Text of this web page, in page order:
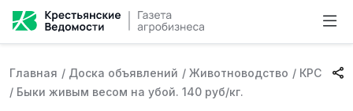
Главная / Доска объявлений / Животноводство / КРС
/ Быки живым весом на убой. 140 руб/кг.